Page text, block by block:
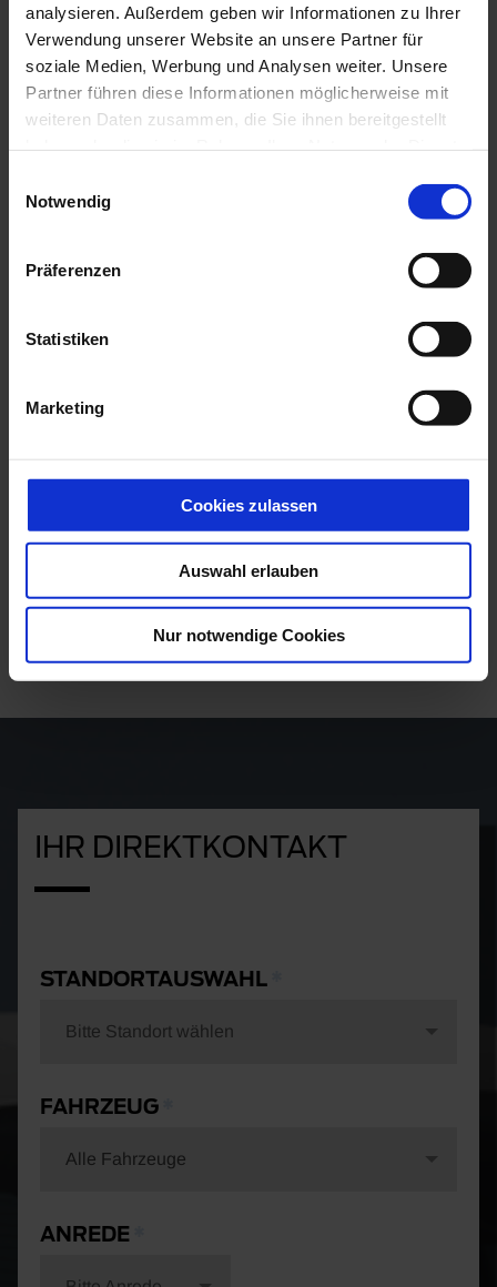
analysieren. Außerdem geben wir Informationen zu Ihrer
Verwendung unserer Website an unsere Partner für
soziale Medien, Werbung und Analysen weiter. Unsere
Partner führen diese Informationen möglicherweise mit
weiteren Daten zusammen, die Sie ihnen bereitgestellt
Notwendig
Präferenzen
Statistiken
Marketing
Cookies zulassen
Auswahl erlauben
Nur notwendige Cookies
Rahmenabkommen sowie gewerbliche Sonderabnehmer (z. B. Taxi,
Fahrschulen, Behörden).
Weitere Informationen zum offiziellen Kraftstoff-/Stromverbrauch und zu
den offiziellen spezifischen CO₂-Emissionen neuer Personenkraftwagen
können dem „Leitfaden über den Kraftstoffverbrauch, die CO₂-
Automobil Treuhand GmbH unter www.dat.de unentgeltlich erhältlich ist.
Alle Angaben ohne Gewähr. Irrtümer und Änderungen vorbehalten.
Unsere sofort verfügbaren
AKTUELLE FORD FAHRZEUGE
IHR DIREKTKONTAKT
STANDORTAUSWAHL
Bitte Standort wählen
FAHRZEUG
Alle Fahrzeuge
ANREDE